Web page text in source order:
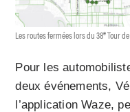
Les routes fermées lors du 38eTour
Pour les
deux événements,
l’application Waze,